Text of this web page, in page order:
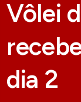
Vôlei
dia 2